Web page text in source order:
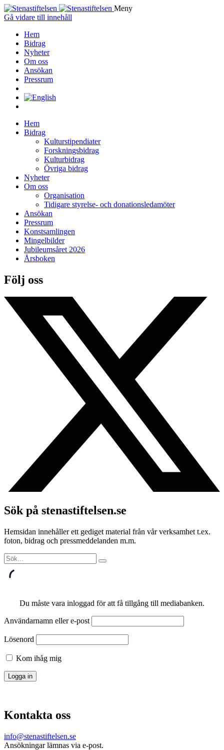
Meny
Gå vidare till innehåll
Hem
Bidrag
Nyheter
Om oss
Ansökan
Pressrum
Hem
Bidrag
Kulturstipendiater
Forskningsbidrag
Kulturbidrag
Övriga bidrag
Nyheter
Om oss
Organisation
Tidigare styrelse- och donationsledamöter
Ansökan
Pressrum
Konstsamlingen
Mingelbilder
Jubileumsåret 2026
Årsboken
Följ oss
Sök på stenastiftelsen.se
Hemsidan innehåller ett gediget material från vår verksamhet t.ex.
foton, bidrag och pressmeddelanden m.m.
Du måste vara inloggad för att få tillgång till mediabanken.
Användarnamn eller e-post
Lösenord
Kom ihåg mig
Kontakta oss
info@stenastiftelsen.se
Ansökningar lämnas via e-post.